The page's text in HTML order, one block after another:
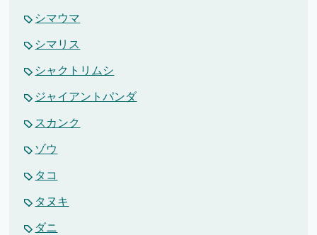
シマウマ
シマリス
シャクトリムシ
ジャイアントパンダ
スカンク
ゾウ
タコ
タヌキ
ダニ